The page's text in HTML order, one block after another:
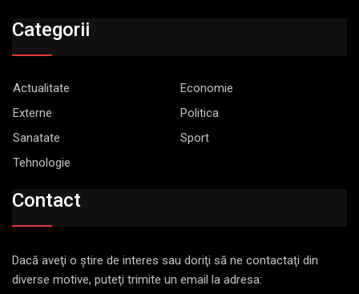
Categorii
Actualitate
Economie
Externe
Politica
Sanatate
Sport
Tehnologie
Contact
Dacă aveţi o ştire de interes sau doriţi să ne contactaţi din
diverse motive, puteţi trimite un email la adresa: